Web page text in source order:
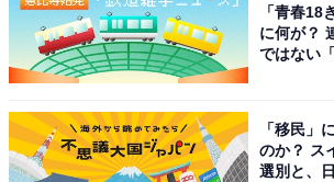
「青春18
に何が？
ではない
「移民」
のか？ ス
選別と、